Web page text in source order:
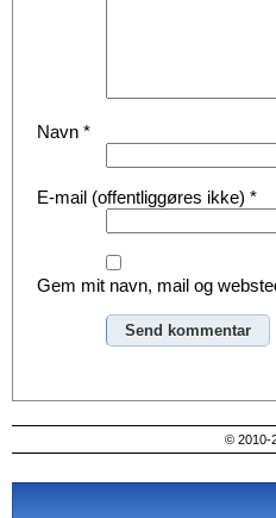
Navn *
E-mail (offentliggøres ikke) *
Gem mit navn, mail og
© 2010-